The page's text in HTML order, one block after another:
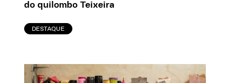
do quilombo Teixeira
DESTAQUE